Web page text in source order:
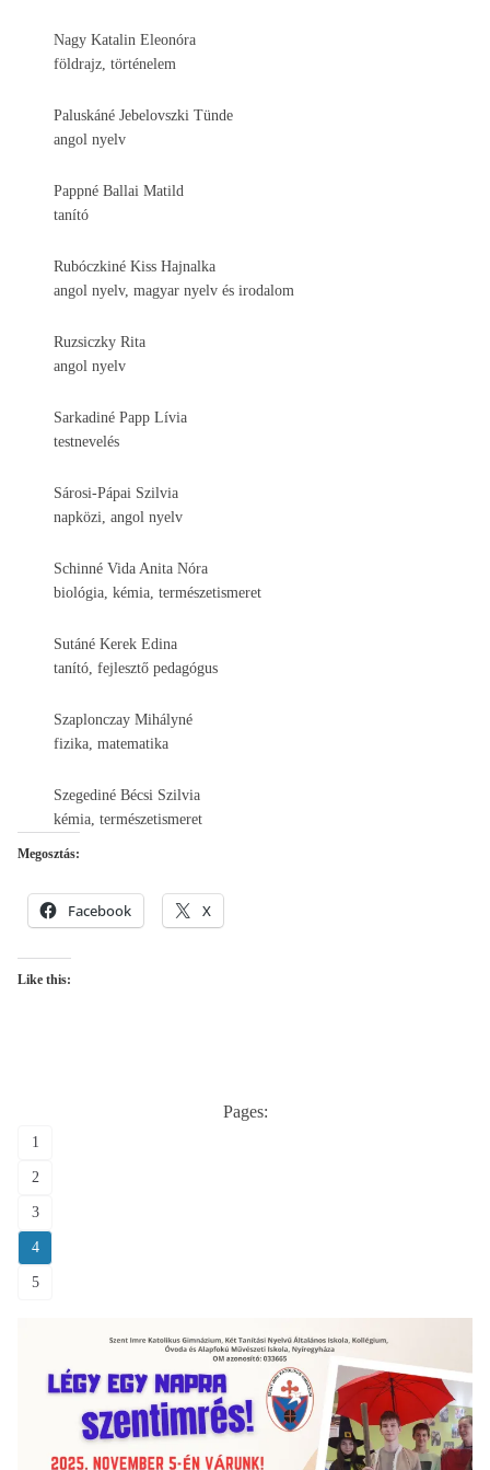
Nagy Katalin Eleonóra
földrajz, történelem
Paluskáné Jebelovszki Tünde
angol nyelv
Pappné Ballai Matild
tanító
Rubóczkiné Kiss Hajnalka
angol nyelv, magyar nyelv és irodalom
Ruzsiczky Rita
angol nyelv
Sarkadiné Papp Lívia
testnevelés
Sárosi-Pápai Szilvia
napközi, angol nyelv
Schinné Vida Anita Nóra
biológia, kémia, természetismeret
Sutáné Kerek Edina
tanító, fejlesztő pedagógus
Szaplonczay Mihályné
fizika, matematika
Szegediné Bécsi Szilvia
kémia, természetismeret
Megosztás:
Facebook X
Like this:
Pages:
1
2
3
4
5